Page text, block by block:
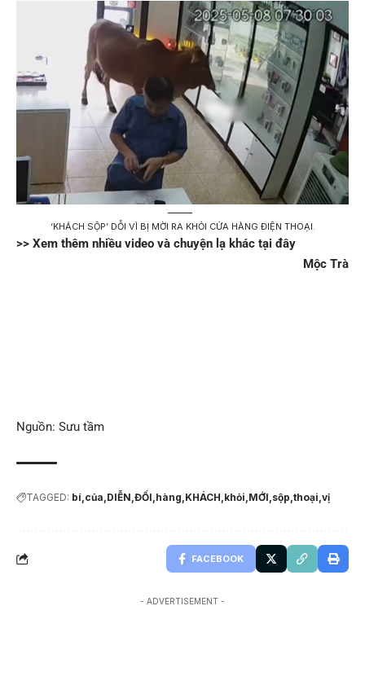
‘KHÁCH SỘP’ DỖI VÌ BỊ MỜI RA KHỎI CỬA HÀNG ĐIỆN THOẠI.
>> Xem thêm nhiều video và chuyện lạ khác tại đây
Mộc Trà
Nguồn: Sưu tầm
TAGGED: bí của DIỄN ĐỐI hàng KHÁCH khỏi MỚI sộp thoại vị
FACEBOOK
- ADVERTISEMENT -